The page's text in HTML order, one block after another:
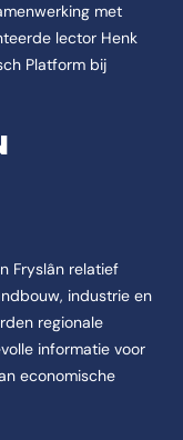
met
lector Henk
Platform bij
Fryslân relatief
industrie en
regionale
informatie voor
economische